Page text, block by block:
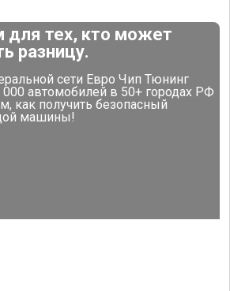
тех, кто может
разницу.
сети Евро Чип Тюнинг
автомобилей в 50+ городах РФ
как получить безопасный
машины!